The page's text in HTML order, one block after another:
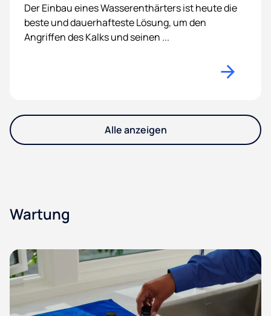
Der Einbau eines Wasserenthärters ist heute die
beste und dauerhafteste Lösung, um den
Angriffen des Kalks und seinen ...
Alle anzeigen
Wartung